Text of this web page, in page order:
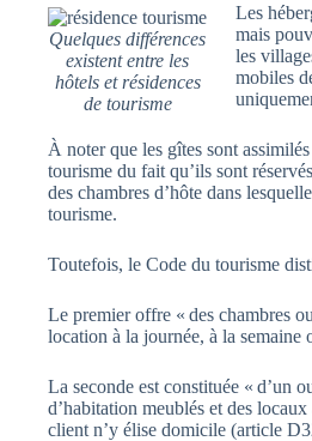
Quelques différences
existent entre les
hôtels et résidences
de tourisme
Les
mais
les
mobiles
À noter que les gîtes sont
tourisme du fait qu’ils sont
des chambres d’hôte dans
tourisme.
Toutefois, le Code du tourisme
Le premier offre « des chambres
location à la journée, à la
La seconde est constituée « d’un
d’habitation meublés et des
client n’y élise domicile (article